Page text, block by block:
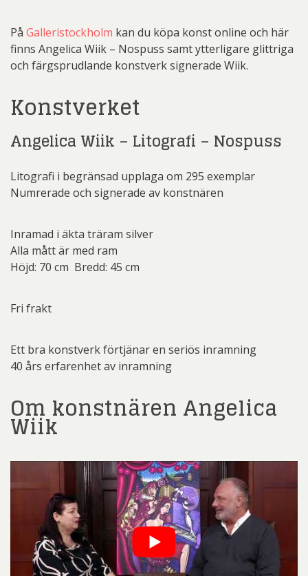
På Galleristockholm kan du köpa konst online och här
finns Angelica Wiik – Nospuss samt ytterligare glittriga
och färgsprudlande konstverk signerade Wiik.
Konstverket
Angelica Wiik – Litografi – Nospuss
Litografi i begränsad upplaga om 295 exemplar
Numrerade och signerade av konstnären
Inramad i äkta träram silver
Alla mått är med ram
Höjd: 70 cm Bredd: 45 cm
Fri frakt
Ett bra konstverk förtjänar en seriös inramning
40 års erfarenhet av inramning
Om konstnären Angelica
Wiik